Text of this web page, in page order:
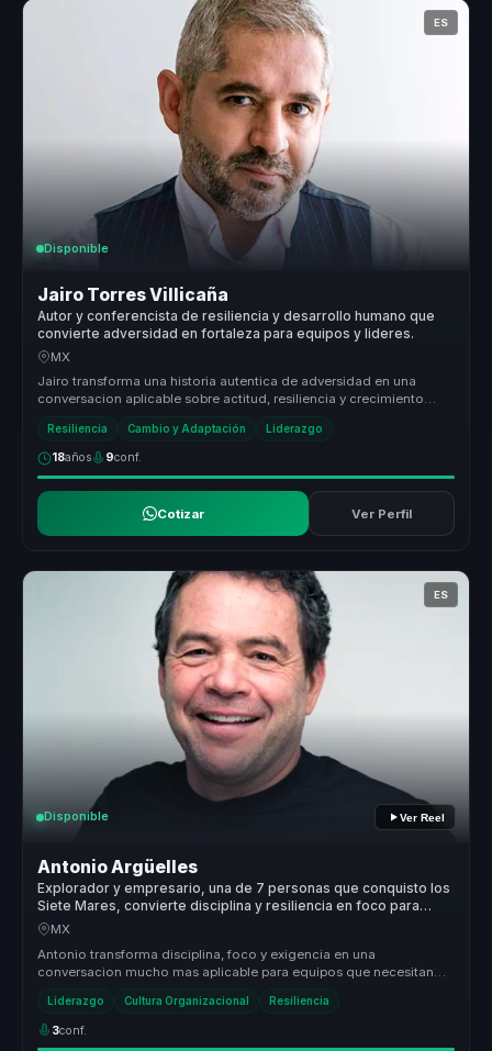
ES
Disponible
Jairo Torres Villicaña
Autor y conferencista de resiliencia y desarrollo humano que
convierte adversidad en fortaleza para equipos y lideres.
MX
Jairo transforma una historia autentica de adversidad en una
conversacion aplicable sobre actitud, resiliencia y crecimiento
Resiliencia Cambio y Adaptación Liderazgo
18años 9conf.
Cotizar Ver Perfil
ES
Disponible Ver Reel
Antonio Argüelles
Explorador y empresario, una de 7 personas que conquisto los
Siete Mares, convierte disciplina y resiliencia en foco para
lideres.
MX
Antonio transforma disciplina, foco y exigencia en una
conversacion mucho mas aplicable para equipos que necesitan
Liderazgo Cultura Organizacional Resiliencia
3conf.